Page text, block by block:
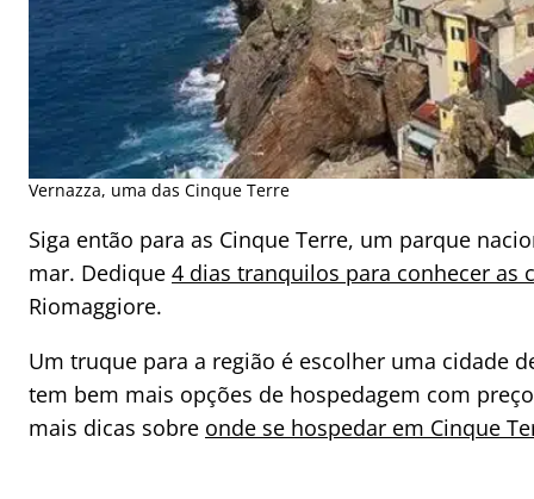
Vernazza, uma das Cinque Terre
Siga então para as Cinque Terre, um parque
mar. Dedique 4 dias tranquilos para conhecer as
Riomaggiore.
Um truque para a região é escolher uma cidade
tem bem mais opções de hospedagem com
mais dicas sobre onde se hospedar em Cinque